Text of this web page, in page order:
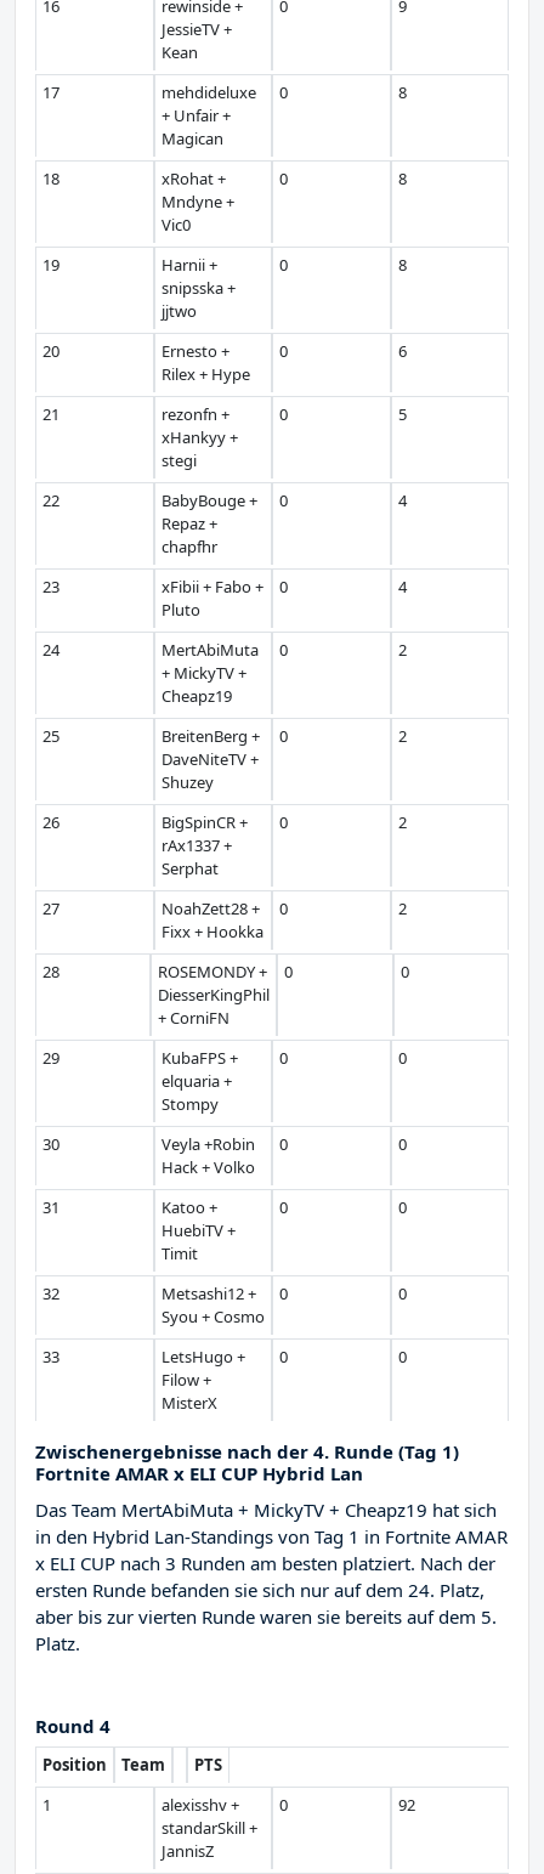
16
rewinside +
JessieTV +
Kean
0 9
17
mehdideluxe
+ Unfair +
Magican
0 8
18
xRohat +
Mndyne +
Vic0
0 8
19
Harnii +
snipsska +
jjtwo
0 8
20
Ernesto +
Rilex + Hype
0 6
21
rezonfn +
xHankyy +
stegi
0 5
22
BabyBouge +
Repaz +
chapfhr
0 4
23
xFibii + Fabo +
Pluto
0 4
24
MertAbiMuta
+ MickyTV +
Cheapz19
0 2
25
BreitenBerg +
DaveNiteTV +
Shuzey
0 2
26
BigSpinCR +
rAx1337 +
Serphat
0 2
27
NoahZett28 +
Fixx + Hookka
0 2
28
ROSEMONDY +
DiesserKingPhil
+ CorniFN
0 0
29
KubaFPS +
elquaria +
Stompy
0 0
30
Veyla +Robin
Hack + Volko
0 0
31
Katoo +
HuebiTV +
Timit
0 0
32
Metsashi12 +
Syou + Cosmo
0 0
33
LetsHugo +
Filow +
MisterX
0 0
Zwischenergebnisse nach der 4. Runde (Tag 1)
Fortnite AMAR x ELI CUP Hybrid Lan
Das Team MertAbiMuta + MickyTV + Cheapz19 hat sich
in den Hybrid Lan-Standings von Tag 1 in Fortnite AMAR
x ELI CUP nach 3 Runden am besten platziert. Nach der
ersten Runde befanden sie sich nur auf dem 24. Platz,
aber bis zur vierten Runde waren sie bereits auf dem 5.
Platz.
Round 4
Position Team
PTS
1
alexisshv +
standarSkill +
JannisZ
0 92